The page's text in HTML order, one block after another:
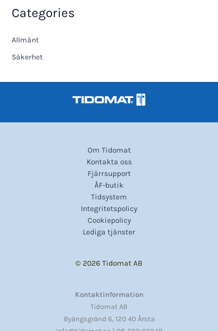
Categories
Allmänt
Säkerhet
Om Tidomat
Kontakta oss
Fjärrsupport
ÅF-butik
Tidsystem
Integritetspolicy
Cookiepolicy
Lediga tjänster
© 2026 Tidomat AB
Kontaktinformation
Tidomat AB
Byängsgränd 6, 120 40 Årsta